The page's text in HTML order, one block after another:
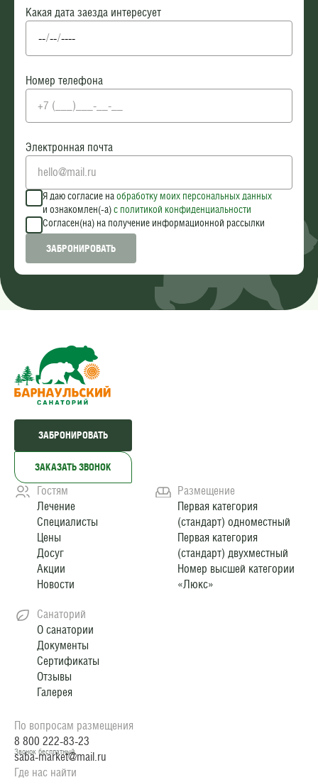
Какая дата заезда интересует
Номер телефона
Электронная почта
Я даю согласие наобработку моих персональных данных
и ознакомлен(-а)c политикой конфиденциальности
Согласен(на) на получение информационной рассылки
ЗАБРОНИРОВАТЬ
ЗАБРОНИРОВАТЬ
ЗАКАЗАТЬ ЗВОНОК
Гостям
Лечение
Специалисты
Цены
Досуг
Акции
Новости
Размещение
Первая категория
(стандарт) одноместный
Первая категория
(стандарт) двухместный
Номер высшей категории
«Люкс»
Санаторий
О санатории
Документы
Сертификаты
Отзывы
Галерея
По вопросам размещения
8 800 222-83-23
Звонок бесплатный
saba-market@mail.ru
Где нас найти